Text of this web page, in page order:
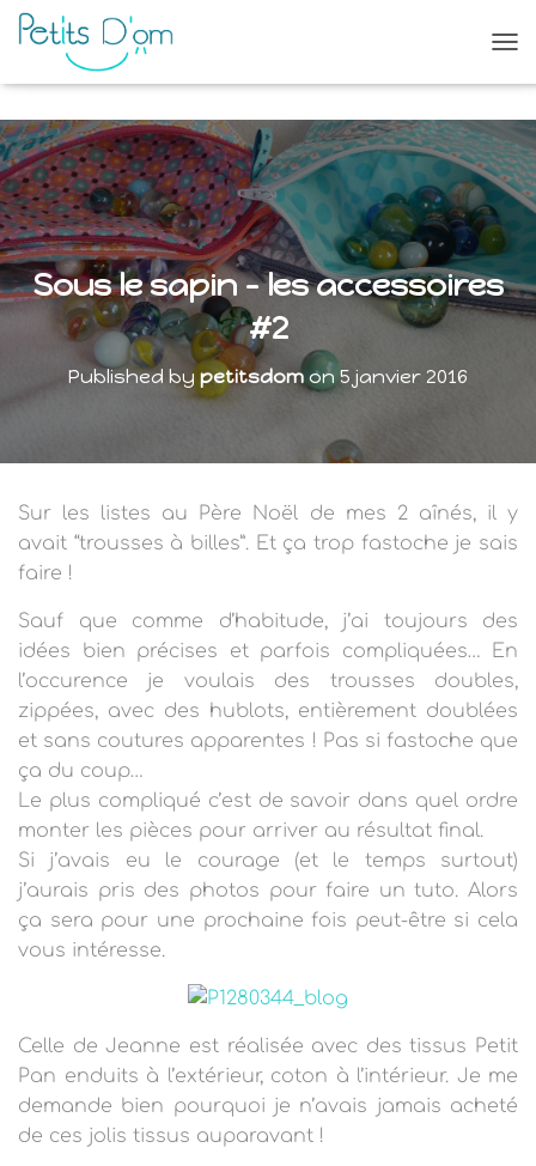
U
R
/
M
E
A
T
Sous le sapin – les accessoires
#2
Published by petitsdom on 5 janvier 2016
Sur les listes au Père Noël de mes 2 aînés, il y
avait “trousses à billes”. Et ça trop fastoche je sais
faire !
Sauf que comme d’habitude, j’ai toujours des
idées bien précises et parfois compliquées… En
l’occurence je voulais des trousses doubles,
zippées, avec des hublots, entièrement doublées
et sans coutures apparentes ! Pas si fastoche que
ça du coup…
Le plus compliqué c’est de savoir dans quel ordre
monter les pièces pour arriver au résultat final.
Si j’avais eu le courage (et le temps surtout)
j’aurais pris des photos pour faire un tuto. Alors
ça sera pour une prochaine fois peut-être si cela
vous intéresse.
Celle de Jeanne est réalisée avec des tissus Petit
Pan enduits à l’extérieur, coton à l’intérieur. Je me
demande bien pourquoi je n’avais jamais acheté
de ces jolis tissus auparavant !